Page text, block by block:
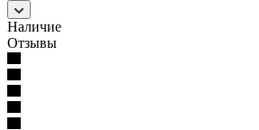
Наличие
Отзывы